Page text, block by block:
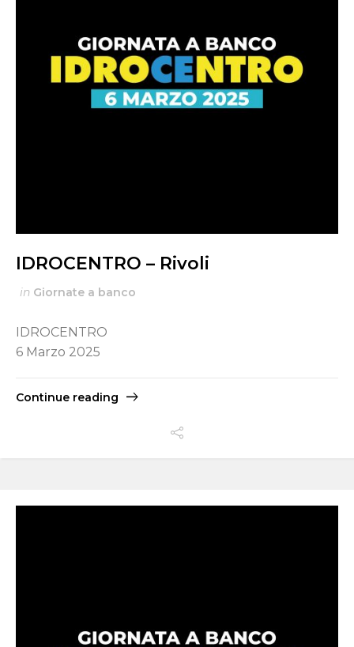
IDROCENTRO – Rivoli
in Giornate a banco
IDROCENTRO
6 Marzo 2025
Continue reading